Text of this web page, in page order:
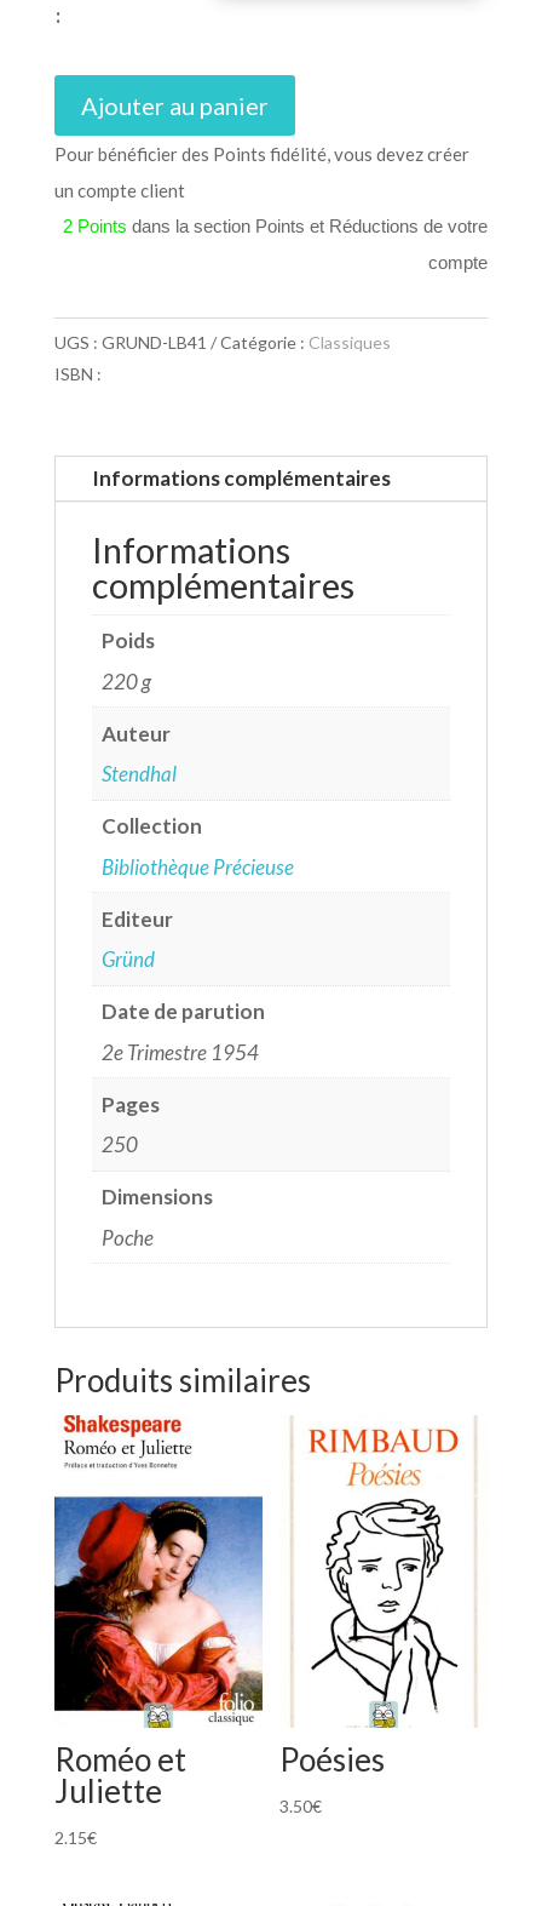
:
Ajouter au panier
Pour bénéficier des Points fidélité, vous devez créer
un compte client
2 Points dans la section Points et Réductions de votre
compte
UGS : GRUND-LB41 Catégorie : Classiques
ISBN :
Informations complémentaires
Informations
complémentaires
Poids
220 g
Auteur
Stendhal
Collection
Bibliothèque Précieuse
Editeur
Gründ
Date de parution
2e Trimestre 1954
Pages
250
Dimensions
Poche
Produits similaires
Roméo et
Juliette
2.15€
Poésies
3.50€